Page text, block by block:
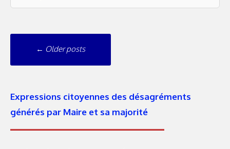
Navigation
messages
← Older posts
Expressions citoyennes des désagréments
générés par Maire et sa majorité